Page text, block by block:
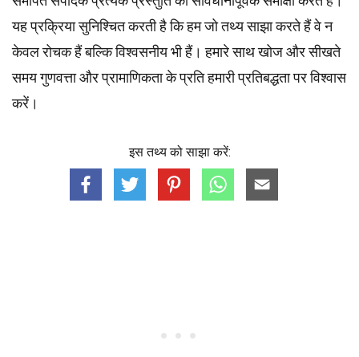
यह प्रक्रिया सुनिश्चित करती है कि हम जो तथ्य साझा करते हैं वे न
केवल रोचक हैं बल्कि विश्वसनीय भी हैं। हमारे साथ खोज और सीखते
समय गुणवत्ता और प्रामाणिकता के प्रति हमारी प्रतिबद्धता पर विश्वास
करें।
इस तथ्य को साझा करें: